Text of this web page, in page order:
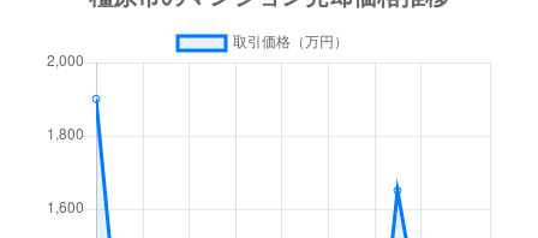
1,300万円 坊城
法花寺町
曲川町
曲川町
五井町
五井町
大和八木